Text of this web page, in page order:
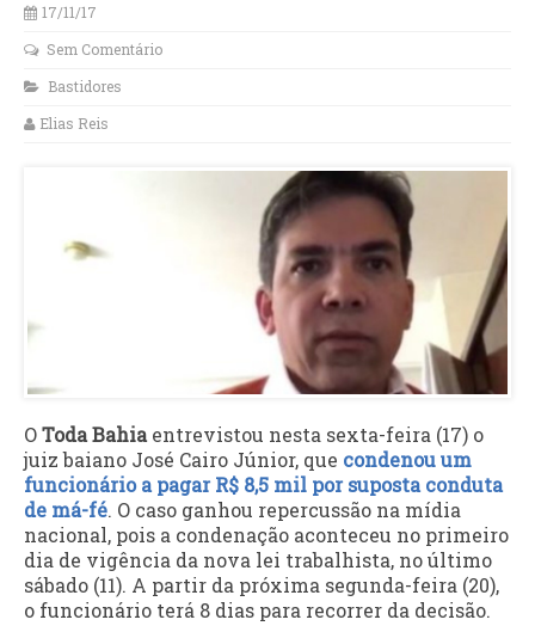
17/11/17
Sem Comentário
Bastidores
Elias Reis
OToda Bahia entrevistou nesta sexta-feira (17) o
juiz baiano José Cairo Júnior, que condenou um
funcionário a pagar R$ 8,5 mil por suposta conduta
de má-fé. O caso ganhou repercussão na mídia
nacional, pois a condenação aconteceu no primeiro
dia de vigência da nova lei trabalhista, no último
sábado (11). A partir da próxima segunda-feira (20),
o funcionário terá 8 dias para recorrer da decisão.